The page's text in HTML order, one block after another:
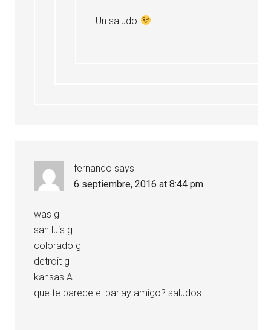
Un saludo
fernando says
6 septiembre, 2016 at 8:44 pm
was g
san luis g
colorado g
detroit g
kansas A
que te parece el parlay amigo? saludos